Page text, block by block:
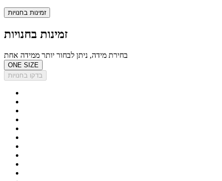
זמינות בחנויות
זמינות בחנויות
בחירת מידה, ניתן לבחור יותר ממידה אחת
ONE SIZE
בדקו בחנויות